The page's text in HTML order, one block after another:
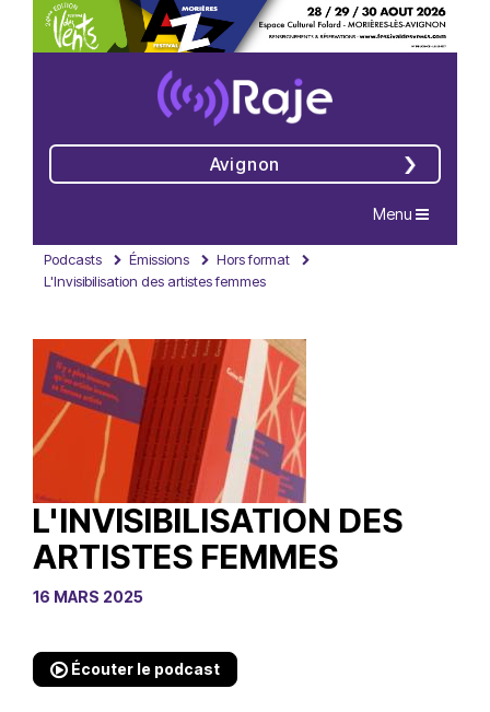
Avignon
Navigation
Menu
Podcasts Émissions
Hors format
L'Invisibilisation des artistes femmes
L'INVISIBILISATION DES
ARTISTES FEMMES
16 MARS 2025
Écouter le podcast